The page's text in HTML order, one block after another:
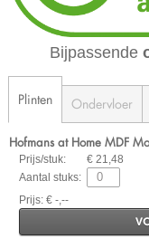
Bijpassende
Plinten Ondervloer
Hofmans at Home MDF
Prijs/stuk:
€ 21,48
Aantal stuks:
Prijs: € -,--